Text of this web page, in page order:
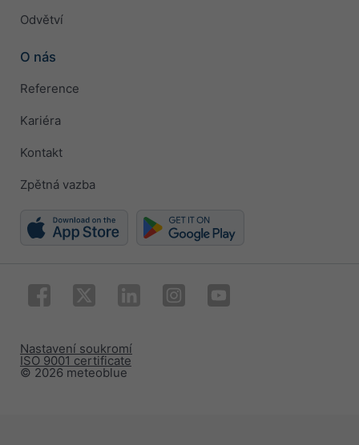
Odvětví
O nás
Reference
Kariéra
Kontakt
Zpětná vazba
© 2026 meteoblue
ISO 9001 certificate
Nastavení soukromí